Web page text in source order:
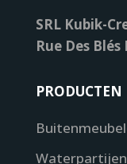
SRL Kubik-
Rue Des Blés
PRODUCTEN
Waterpartijen